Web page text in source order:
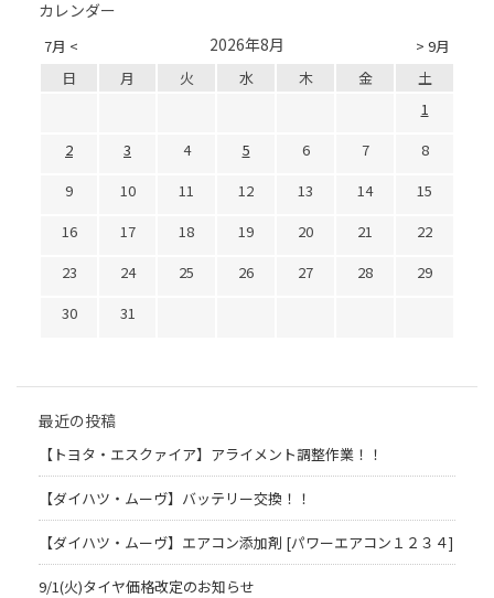
カレンダー
7月 < > 9月
2026年8月
日 月 火 水 木 金
土
1
2
3 4 5 6 7
8
9
10 11 12 13 14
15
16
17 18 19 20 21
22
23
24 25 26 27 28
29
30
31
最近の投稿
【トヨタ・エスクァイア】アライメント調整作業！！
【ダイハツ・ムーヴ】バッテリー交換！！
【ダイハツ・ムーヴ】エアコン添加剤 [パワーエアコン１２３４]
9/1(火)タイヤ価格改定のお知らせ